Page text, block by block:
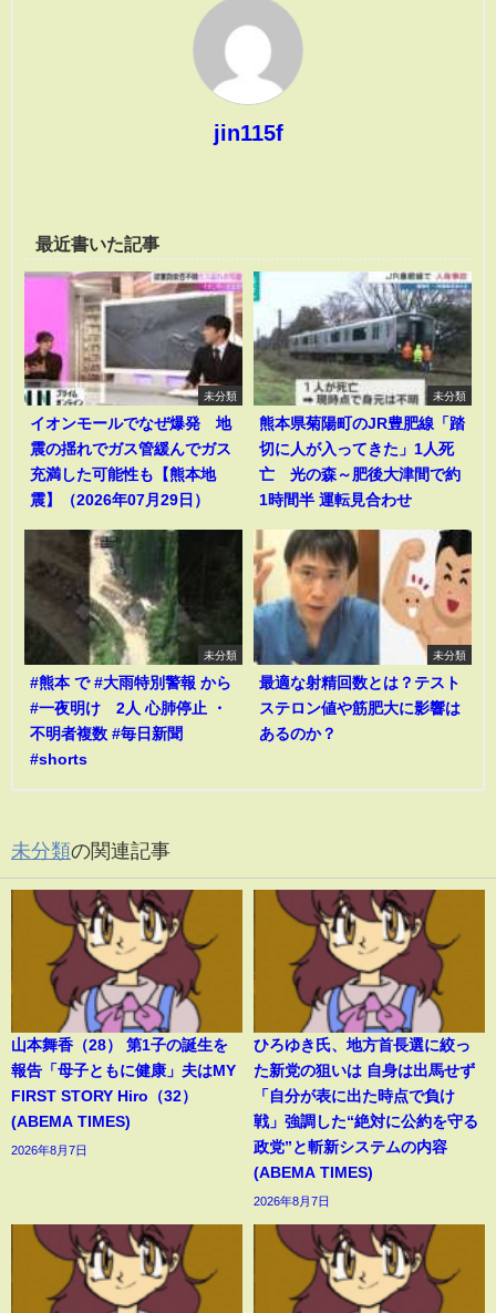
jin115f
最近書いた記事
未分類
イオンモールでなぜ爆発 地
震の揺れでガス管緩んでガス
充満した可能性も【熊本地
震】（2026年07月29日）
未分類
熊本県菊陽町のJR豊肥線「踏
切に人が入ってきた」1人死
亡 光の森～肥後大津間で約
1時間半 運転見合わせ
未分類
#熊本 で #大雨特別警報 から
#一夜明け 2人 心肺停止 ・
不明者複数 #毎日新聞
#shorts
未分類
最適な射精回数とは？テスト
ステロン値や筋肥大に影響は
あるのか？
未分類の関連記事
山本舞香（28） 第1子の誕生を
報告「母子ともに健康」夫はMY
FIRST STORY Hiro（32）
(ABEMA TIMES)
2026年8月7日
ひろゆき氏、地方首長選に絞っ
た新党の狙いは 自身は出馬せず
「自分が表に出た時点で負け
戦」強調した“絶対に公約を守る
政党”と斬新システムの内容
(ABEMA TIMES)
2026年8月7日